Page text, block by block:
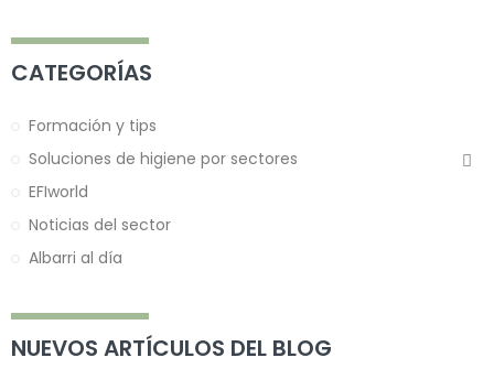
CATEGORÍAS
Formación y tips
Soluciones de higiene por sectores
EFIworld
Noticias del sector
Albarri al día
NUEVOS ARTÍCULOS DEL BLOG